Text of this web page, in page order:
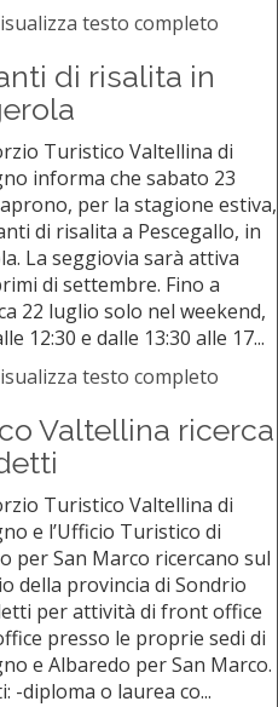
testo completo
di risalita in
Turistico Valtellina di
informa che sabato 23
per la stagione estiva,
di risalita a Pescegallo, in
La seggiovia sarà attiva
di settembre. Fino a
22 luglio solo nel weekend,
12:30 e dalle 13:30 alle 17...
testo completo
Valtellina ricerca
Turistico Valtellina di
e l’Ufficio Turistico di
per San Marco ricercano sul
della provincia di Sondrio
per attività di front office
presso le proprie sedi di
e Albaredo per San Marco.
-diploma o laurea co...